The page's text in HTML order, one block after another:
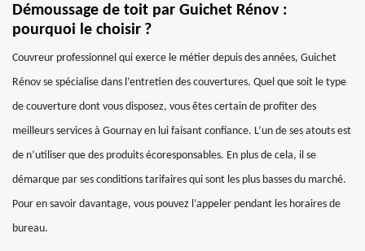
Démoussage de toit par Guichet Rénov :
pourquoi le choisir ?
Couvreur professionnel qui exerce le métier depuis des années, Guichet
Rénov se spécialise dans l’entretien des couvertures. Quel que soit le type
de couverture dont vous disposez, vous êtes certain de profiter des
meilleurs services à Gournay en lui faisant confiance. L’un de ses atouts est
de n’utiliser que des produits écoresponsables. En plus de cela, il se
démarque par ses conditions tarifaires qui sont les plus basses du marché.
Pour en savoir davantage, vous pouvez l’appeler pendant les horaires de
bureau.